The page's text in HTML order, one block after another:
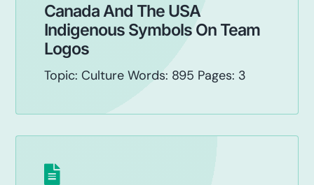
Canada And The USA
Indigenous Symbols On Team
Logos
Topic: Culture Words: 895 Pages: 3